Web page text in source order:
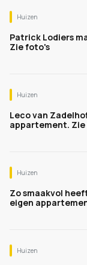
Huizen
Patrick Lodiers
Zie foto's
Huizen
Leco van
appartement. Zie
Huizen
Zo smaakvol
eigen
Huizen